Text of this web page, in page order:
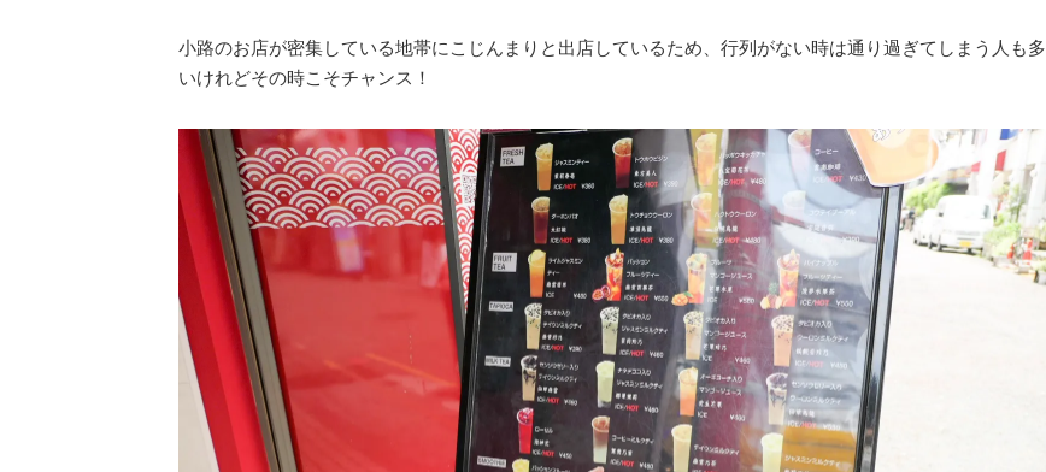
小路のお店が密集している地帯にこじんまりと出店しているため、行列がない時は通り過ぎてしまう人も多
いけれどその時こそチャンス！